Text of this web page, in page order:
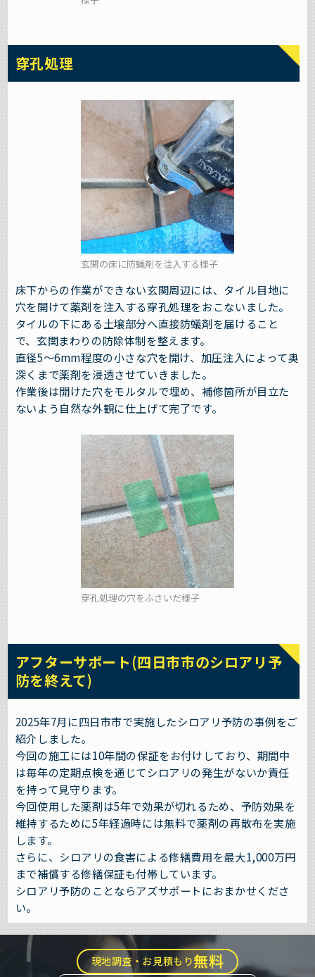
穿孔処理
玄関の床に防蟻剤を注入する様子
床下からの作業ができない玄関周辺には、タイル目地に
穴を開けて薬剤を注入する穿孔処理をおこないました。
タイルの下にある土壌部分へ直接防蟻剤を届けること
で、玄関まわりの防除体制を整えます。
直径5～6mm程度の小さな穴を開け、加圧注入によって奥
深くまで薬剤を浸透させていきました。
作業後は開けた穴をモルタルで埋め、補修箇所が目立た
ないよう自然な外観に仕上げて完了です。
穿孔処理の穴をふさいだ様子
アフターサポート(四日市市のシロアリ予
防を終えて)
2025年7月に四日市市で実施したシロアリ予防の事例をご
紹介しました。
今回の施工には10年間の保証をお付けしており、期間中
は毎年の定期点検を通じてシロアリの発生がないか責任
を持って見守ります。
今回使用した薬剤は5年で効果が切れるため、予防効果を
維持するために5年経過時には無料で薬剤の再散布を実施
します。
さらに、シロアリの食害による修繕費用を最大1,000万円
まで補償する修繕保証も付帯しています。
シロアリ予防のことならアズサポートにおまかせくださ
い。
現地調査・お見積もり無料